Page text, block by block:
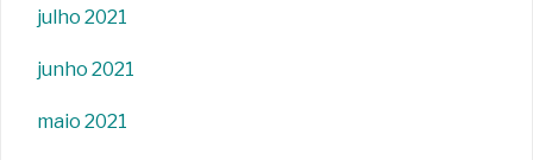
julho 2021
junho 2021
maio 2021